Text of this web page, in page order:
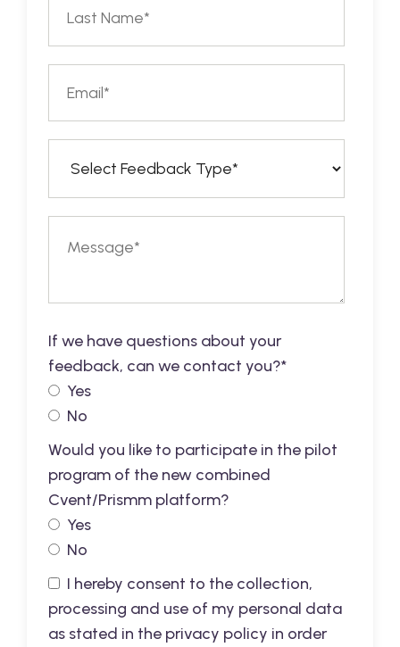
If we have questions about your
feedback, can we contact you?*
Yes
No
Would you like to participate in the pilot
program of the new combined
Cvent/Prismm platform?
Yes
No
I hereby consent to the collection,
processing and use of my personal data
as stated in the privacy policy in order